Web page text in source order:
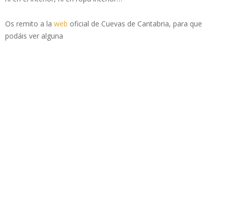
Os remito a la web oficial de Cuevas de Cantabria, para que
podáis ver alguna